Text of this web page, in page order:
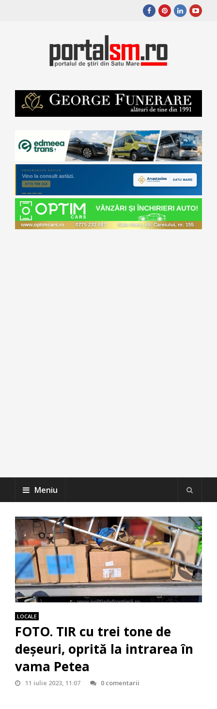
Meniu
LOCALE
FOTO. TIR cu trei tone de
deșeuri, oprită la intrarea în
vama Petea
11 iulie 2023, 11:07 0 comentarii